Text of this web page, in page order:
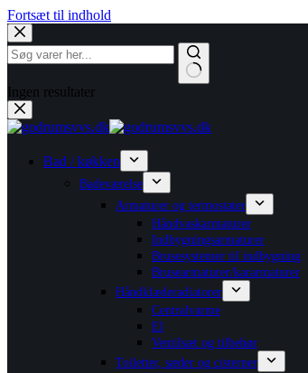
Fortsæt til indhold
Ingen resultater
Bad / køkken
Badeværelse
Armaturer og termostater
Håndvaskarmaturer
Indbygningsarmaturer
Brusesystemer til indbygning
Brusearmaturer/kararmaturer
Håndklæderadiatorer
Centralvarme
El
Ventilsæt og tilbehør
Toiletter, sæder og cisterner